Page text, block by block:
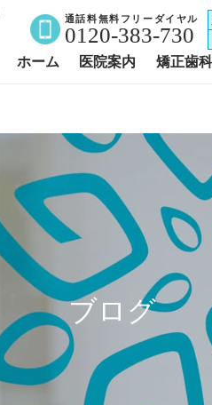
通話料無料フリーダイヤル
0120-383-730
ホーム 医院案内 矯正歯
ブログ